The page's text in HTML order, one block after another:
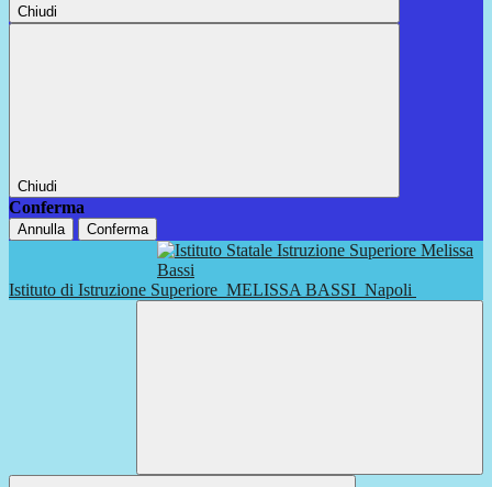
Chiudi
Chiudi
Conferma
Annulla Conferma
Istituto di Istruzione Superiore MELISSA BASSI Napoli